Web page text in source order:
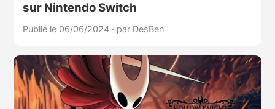
sur Nintendo Switch
Publié le 06/06/2024 · par DesBen